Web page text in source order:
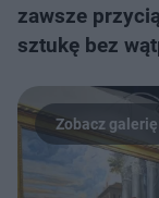
zawsze
sztukę bez